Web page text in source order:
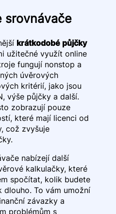
srovnávače
krátkodobé půjčky
užitečné využít online
fungují nonstop a
úvěrových
kritérií, jako jsou
výše půjčky a další.
zobrazují pouze
které mají licenci od
což zvyšuje
nabízejí další
kalkulačky, které
spočítat, kolik budete
dlouho. To vám umožní
závazky a
problémům s